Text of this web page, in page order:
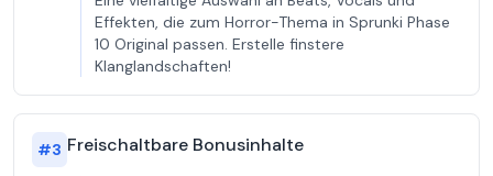
Effekten, die zum Horror-Thema in Sprunki Phase
10 Original passen. Erstelle finstere
Klanglandschaften!
#3 Freischaltbare Bonusinhalte